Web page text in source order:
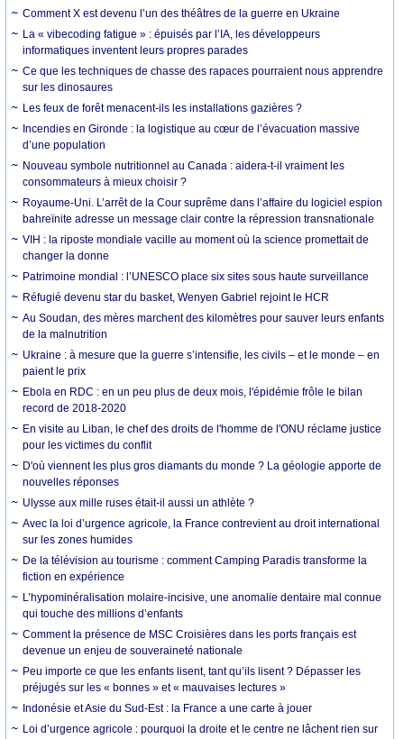
Comment X est devenu l’un des théâtres de la guerre en Ukraine
La « vibecoding fatigue » : épuisés par l’IA, les développeurs
informatiques inventent leurs propres parades
Ce que les techniques de chasse des rapaces pourraient nous apprendre
sur les dinosaures
Les feux de forêt menacent-ils les installations gazières ?
Incendies en Gironde : la logistique au cœur de l’évacuation massive
d’une population
Nouveau symbole nutritionnel au Canada : aidera-t-il vraiment les
consommateurs à mieux choisir ?
Royaume-Uni. L’arrêt de la Cour suprême dans l’affaire du logiciel espion
bahreïnite adresse un message clair contre la répression transnationale
VIH : la riposte mondiale vacille au moment où la science promettait de
changer la donne
Patrimoine mondial : l’UNESCO place six sites sous haute surveillance
Réfugié devenu star du basket, Wenyen Gabriel rejoint le HCR
Au Soudan, des mères marchent des kilomètres pour sauver leurs enfants
de la malnutrition
Ukraine : à mesure que la guerre s’intensifie, les civils – et le monde – en
paient le prix
Ebola en RDC : en un peu plus de deux mois, l'épidémie frôle le bilan
record de 2018-2020
En visite au Liban, le chef des droits de l'homme de l'ONU réclame justice
pour les victimes du conflit
D'où viennent les plus gros diamants du monde ? La géologie apporte de
nouvelles réponses
Ulysse aux mille ruses était-il aussi un athlète ?
Avec la loi d’urgence agricole, la France contrevient au droit international
sur les zones humides
De la télévision au tourisme : comment Camping Paradis transforme la
fiction en expérience
L’hypominéralisation molaire-incisive, une anomalie dentaire mal connue
qui touche des millions d’enfants
Comment la présence de MSC Croisières dans les ports français est
devenue un enjeu de souveraineté nationale
Peu importe ce que les enfants lisent, tant qu’ils lisent ? Dépasser les
préjugés sur les « bonnes » et « mauvaises lectures »
Indonésie et Asie du Sud-Est : la France a une carte à jouer
Loi d’urgence agricole : pourquoi la droite et le centre ne lâchent rien sur